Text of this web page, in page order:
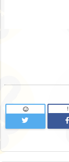
!